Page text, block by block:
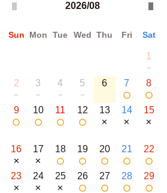
2026/08
Sun Mon Tue Wed Thu Fri Sat
1
−
2
−
3
−
4
−
5
−
6 7 8
9 10 11 12 13
✕
14
✕
15
✕
16
✕
17
✕
18 19 20 21 22
23
✕
24
✕
25
✕
26 27 28 29